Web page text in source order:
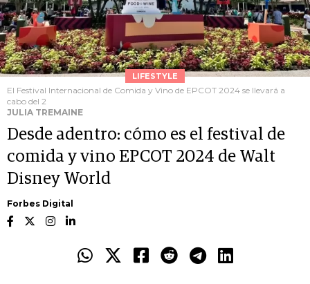
LIFESTYLE
El Festival Internacional de Comida y Vino de EPCOT 2024 se llevará a
cabo del 2
JULIA TREMAINE
Desde adentro: cómo es el festival de
comida y vino EPCOT 2024 de Walt
Disney World
Forbes Digital